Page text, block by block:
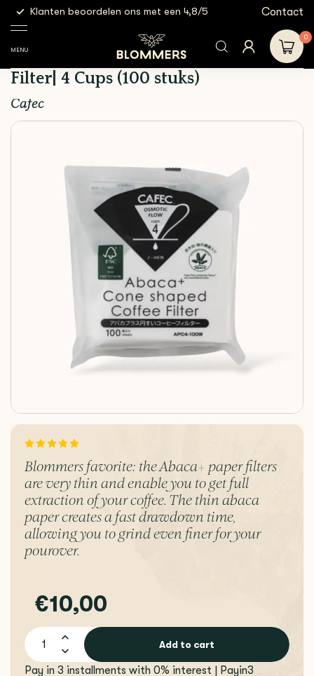
Klanten beoordelen ons met een 4,8/5 Gratis
Contact
MENU
0
Cafec - Abaca+ Cone-shaped
Paper Filter| 4 Cups (100 stuks)
Cafec - Abaca+ Cone-shaped Paper
Filter| 4 Cups (100 stuks)
Cafec
Blommers favorite: the Abaca+ paper filters
are very thin and enable you to get full
extraction of your coffee. The thin abaca
paper creates a fast drawdown time,
allowing you to grind even finer for your
pourover.
€10,00
Add to cart
Pay in 3 installments with 0% interest | Payin3